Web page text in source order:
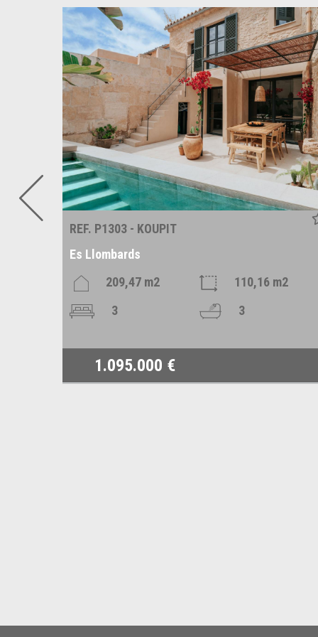
REF. P1303 - KOUPIT
Es Llombards
209,47 m2
110,16 m2
3
3
1.095.000 €